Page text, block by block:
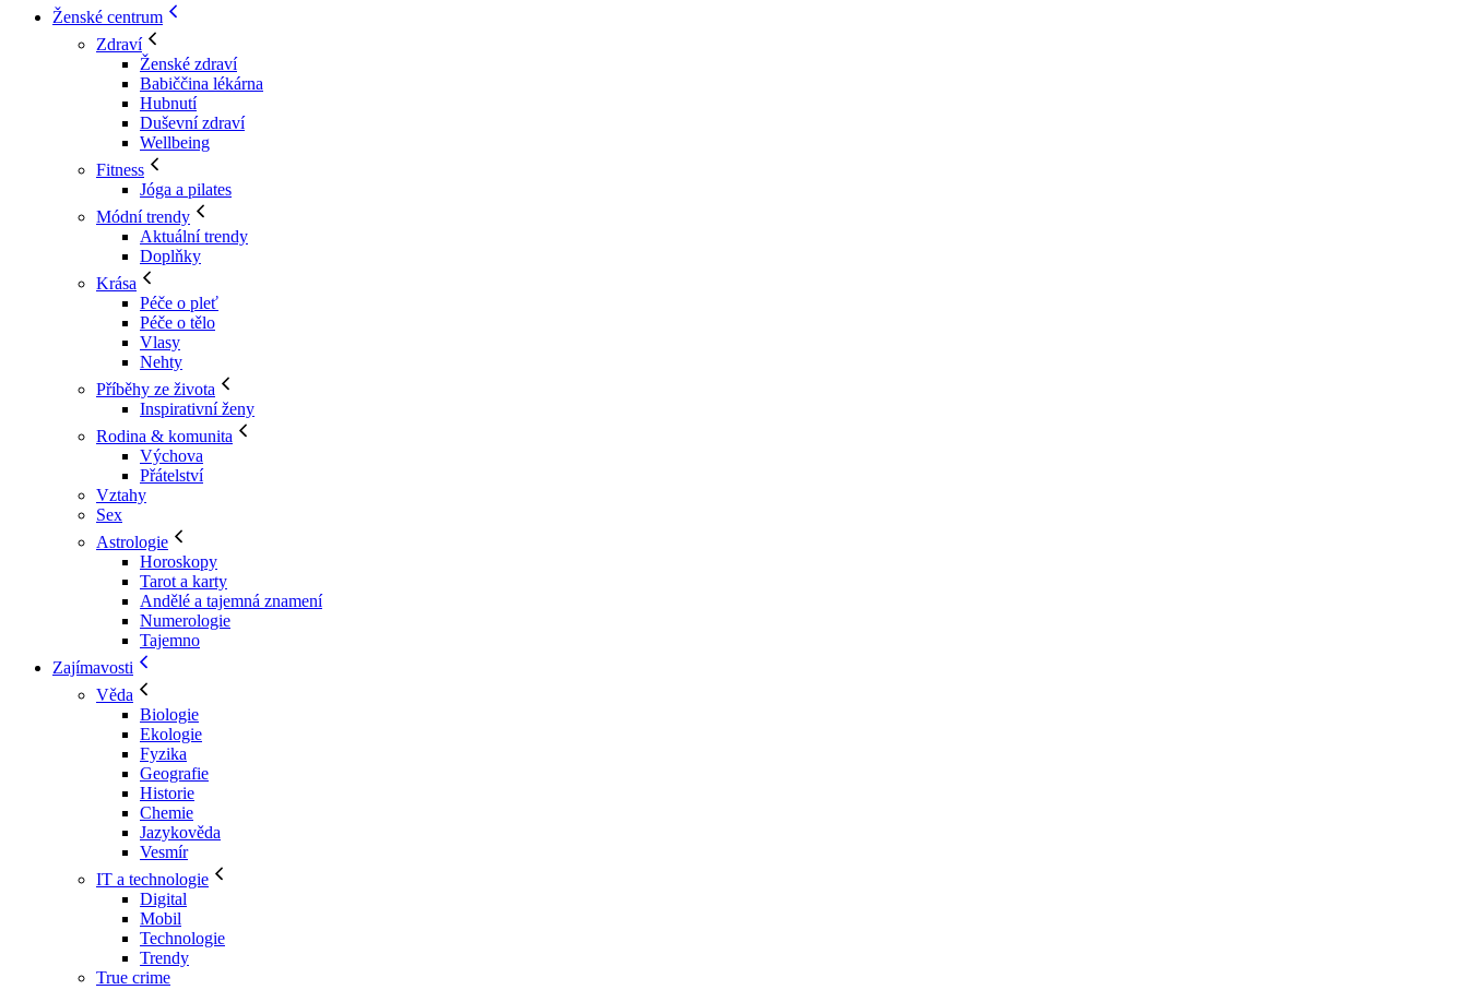
Ženské centrum
Zdraví
Ženské zdraví
Babiččina lékárna
Hubnutí
Duševní zdraví
Wellbeing
Fitness
Jóga a pilates
Módní trendy
Aktuální trendy
Doplňky
Krása
Péče o pleť
Péče o tělo
Vlasy
Nehty
Příběhy ze života
Inspirativní ženy
Rodina & komunita
Výchova
Přátelství
Vztahy
Sex
Astrologie
Horoskopy
Tarot a karty
Andělé a tajemná znamení
Numerologie
Tajemno
Zajímavosti
Věda
Biologie
Ekologie
Fyzika
Geografie
Historie
Chemie
Jazykověda
Vesmír
IT a technologie
Digital
Mobil
Technologie
Trendy
True crime